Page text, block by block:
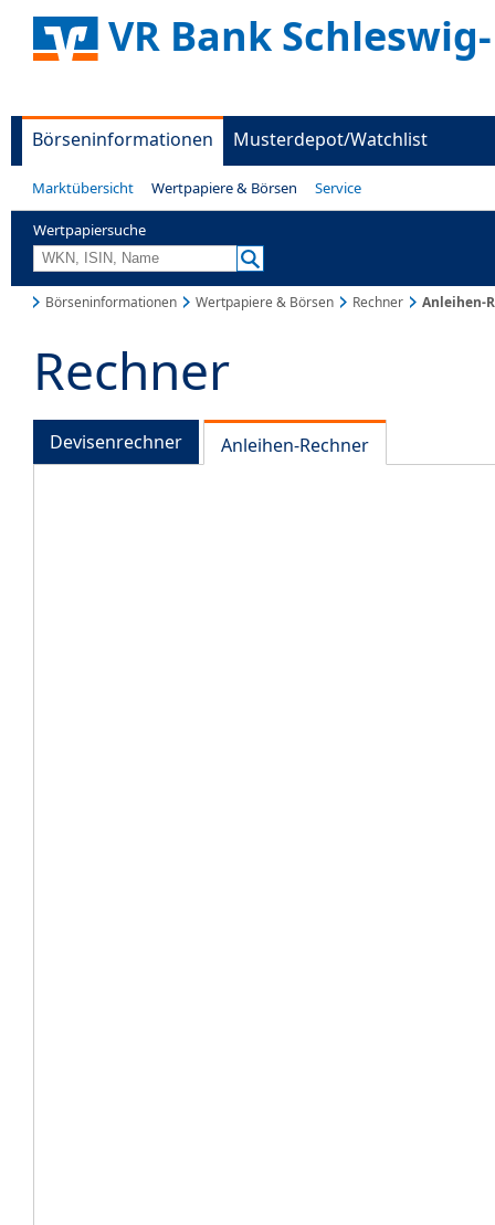
VR Bank
Börseninformationen Musterdepot/Watchlist
Marktübersicht Wertpapiere & Börsen Service
Wertpapiersuche
Börseninformationen Wertpapiere & Börsen Rechner Anleihen-
Rechner
Devisenrechner Anleihen-Rechner